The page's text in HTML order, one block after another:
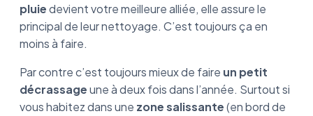
pluiedevient votre meilleure alliée, elle assure le
principal de leur nettoyage. C’est toujours ça en
moins à faire.
Par contre c’est toujours mieux de faire un petit
décrassageune à deux fois dans l’année. Surtout si
vous habitez dans une zone salissante(en bord de